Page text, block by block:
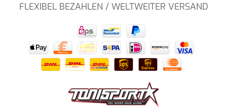
FLEXIBEL BEZAHLEN / WELTWEITER VERSAND